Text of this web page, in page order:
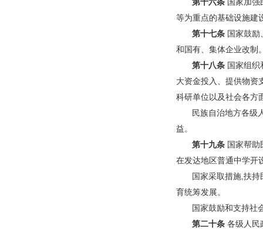
第十六条 国家加
等为重点的基础设施建
第十七条 国家鼓
和国有、集体企业改制
第十八条 国家组
大资金投入、提供物资
科研单位以及社会各方
民族自治地方各级
益。
第十九条 国家帮
在发达地区普通中学开
国家采取措施,扶
育统筹发展。
国家鼓励和支持社
第二十条 各级人民